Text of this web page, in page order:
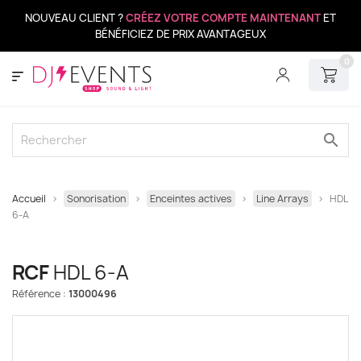
NOUVEAU CLIENT ?CRÉEZ VOTRE COMPTE MAINTENANT ET
BÉNÉFICIEZ DE PRIX AVANTAGEUX
0
search
Accueil Sonorisation Enceintes actives Line Arrays
HDL
6-A
RCFHDL 6-A
Référence : 13000496